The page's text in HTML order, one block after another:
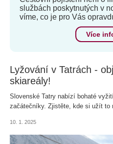
službách poskytnutých v
víme, co je pro Vás
Více
Lyžování v Tatrách -
skiareály!
Slovenské Tatry nabízí bohaté
začátečníky. Zjistěte, kde si užít to
zimní pohádku!
10. 1. 2025